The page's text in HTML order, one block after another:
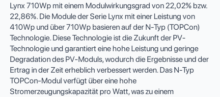
Lynx 710Wp mit einem Modulwirkungsgrad von 22,02% bzw.
22,86%. Die Module der Serie Lynx mit einer Leistung von
410Wp und über 710Wp basieren auf der N-Typ (TOPCon)
Technologie. Diese Technologie ist die Zukunft der PV-
Technologie und garantiert eine hohe Leistung und geringe
Degradation des PV-Moduls, wodurch die Ergebnisse und der
Ertrag in der Zeit erheblich verbessert werden. Das N-Typ
TOPCon-Modul verfügt über eine hohe
Stromerzeugungskapazität pro Watt, was zu einem